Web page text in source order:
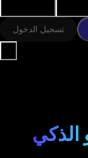
تسجيل الدخول
الذكي